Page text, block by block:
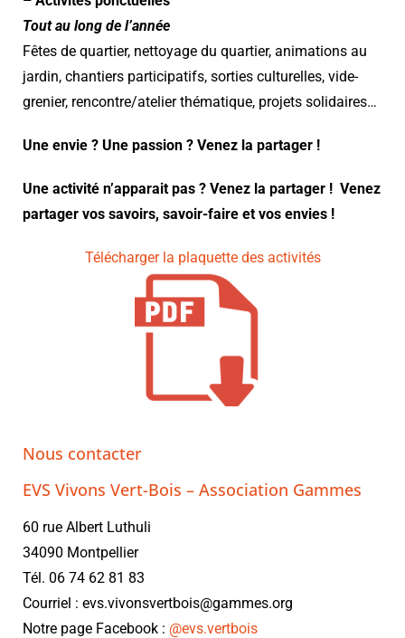
Tout au long de l’année
Fêtes de quartier, nettoyage du quartier, animations au
jardin, chantiers participatifs, sorties culturelles, vide-
grenier, rencontre/atelier thématique, projets solidaires…
Une envie ? Une passion ? Venez la partager !
Une activité n’apparait pas ? Venez la partager ! Venez
partager vos savoirs, savoir-faire et vos envies !
Télécharger la plaquette des activités
Nous contacter
EVS Vivons Vert-Bois – Association Gammes
60 rue Albert Luthuli
34090 Montpellier
Tél. 06 74 62 81 83
Courriel : evs.vivonsvertbois@gammes.org
Notre page Facebook : @evs.vertbois